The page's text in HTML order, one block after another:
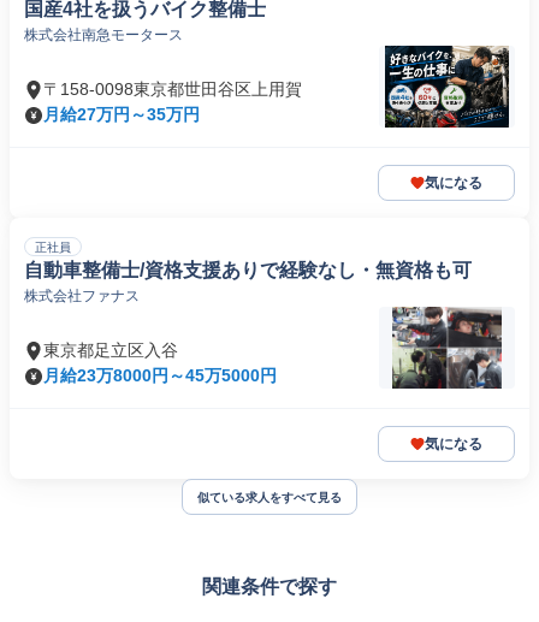
国産4社を扱うバイク整備士
株式会社南急モータース
〒158-0098東京都世田谷区上用賀
月給27万円～35万円
気になる
正社員
自動車整備士/資格支援ありで経験なし・無資格も可
株式会社ファナス
東京都足立区入谷
月給23万8000円～45万5000円
気になる
似ている求人をすべて見る
関連条件で探す